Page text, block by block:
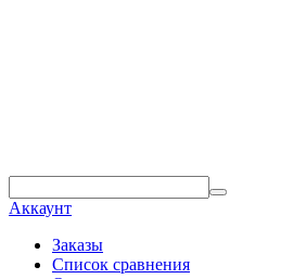
Аккаунт
Заказы
Список сравнения